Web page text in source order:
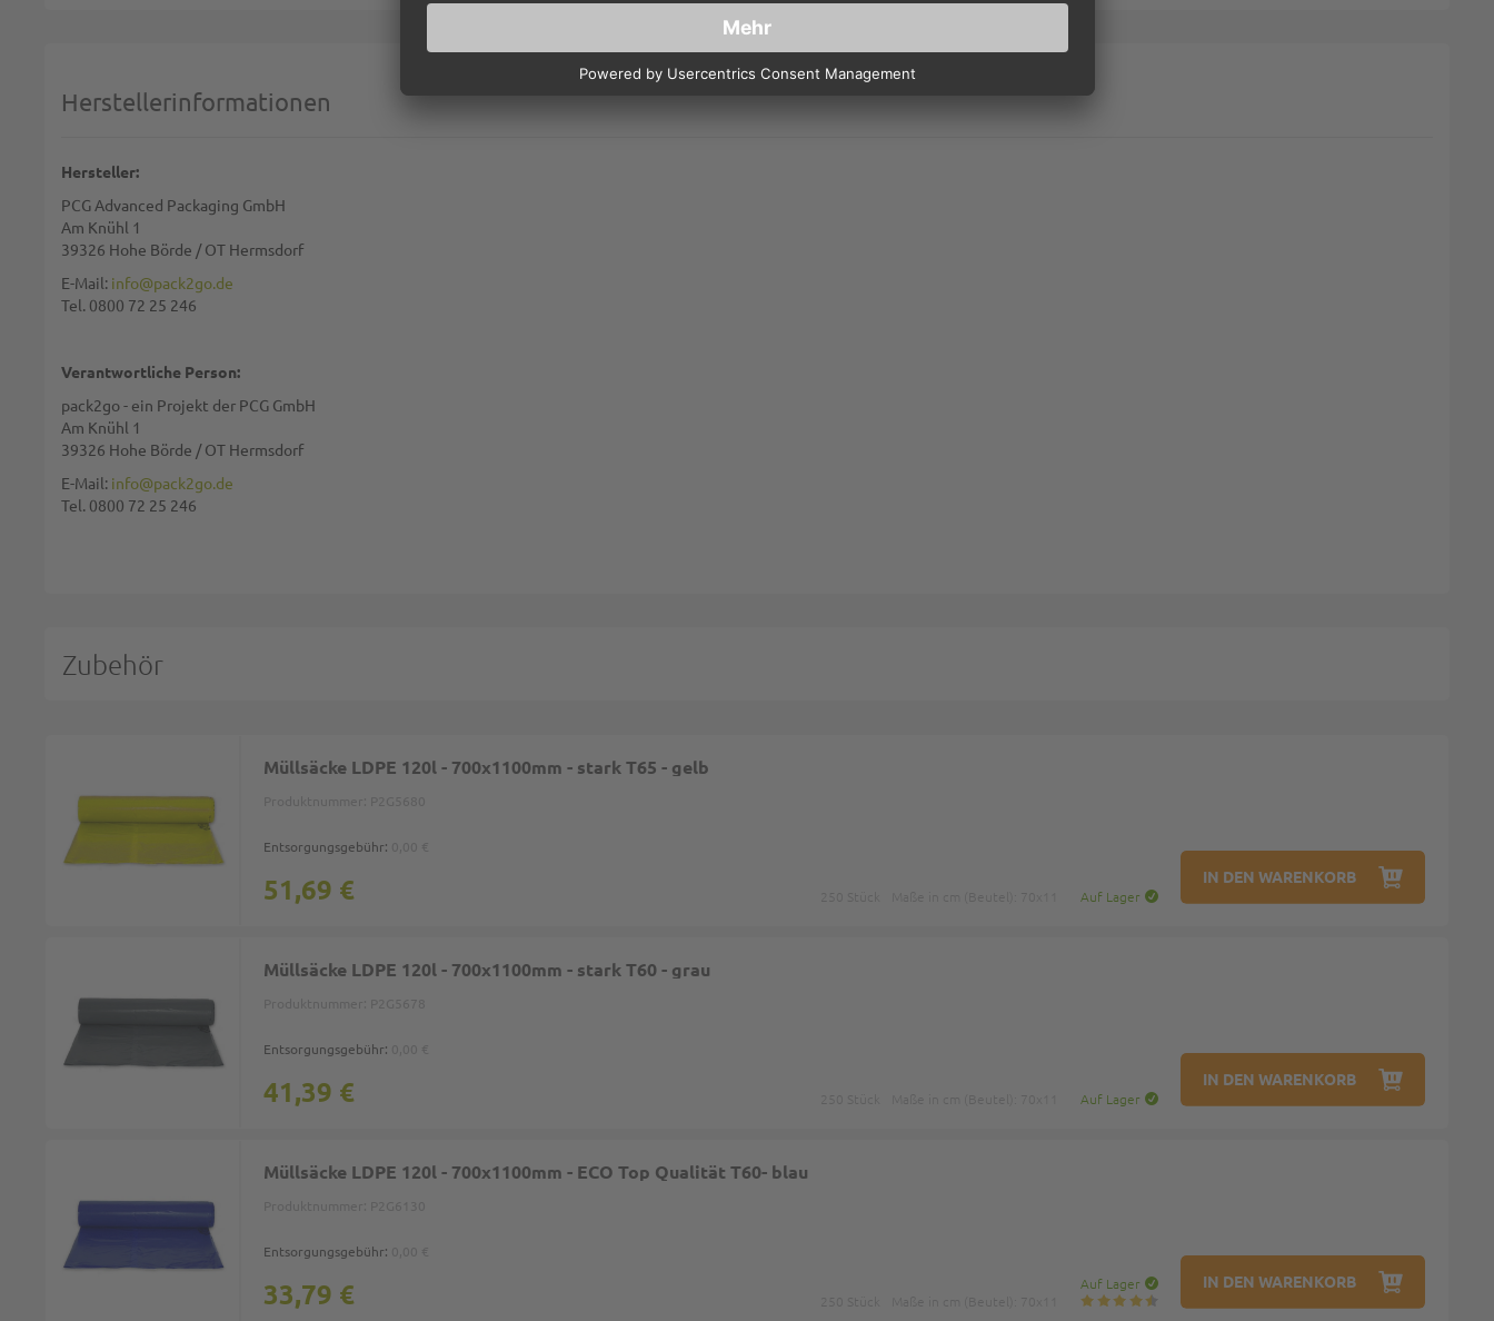
Zusammenfassung:
Herstellerinformationen
Hersteller:
PCG Advanced Packaging GmbH
Am Knühl 1
39326 Hohe Börde / OT Hermsdorf
E-Mail: info@pack2go.de
Tel. 0800 72 25 246
Verantwortliche Person:
pack2go - ein Projekt der PCG GmbH
Am Knühl 1
39326 Hohe Börde / OT Hermsdorf
E-Mail: info@pack2go.de
Tel. 0800 72 25 246
Zubehör
Müllsäcke LDPE 120l - 700x1100mm - stark T65 - gelb
Entsorgungsgebühr:
Auf Lager
IN DEN WARENKORB
51,69 €
Müllsäcke LDPE 120l - 700x1100mm - stark T60 - grau
Entsorgungsgebühr:
Auf Lager
IN DEN WARENKORB
41,39 €
Müllsäcke LDPE 120l - 700x1100mm - ECO Top Qualität T60- blau
Entsorgungsgebühr:
Auf Lager
IN DEN WARENKORB
33,79 €